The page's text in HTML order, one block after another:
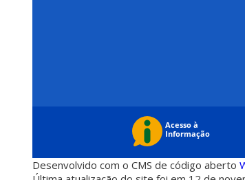
Desenvolvido com o CMS de código aberto